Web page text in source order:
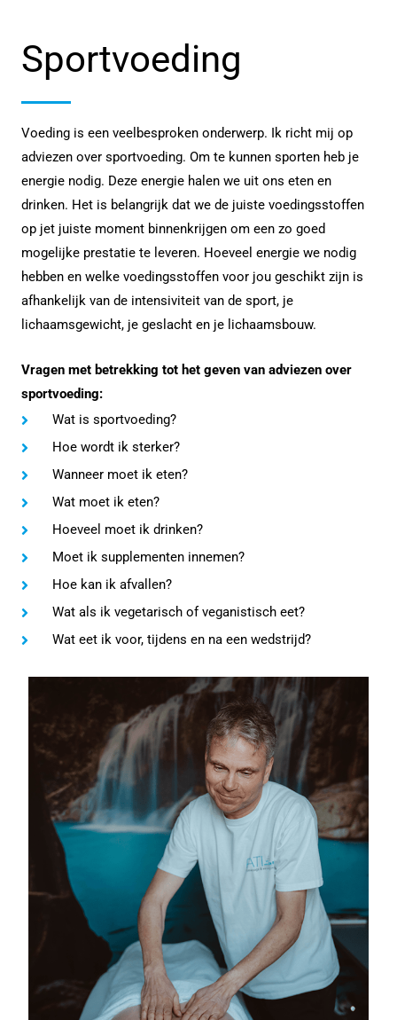
Sportvoeding
Voeding is een veelbesproken onderwerp. Ik richt mij op
adviezen over sportvoeding. Om te kunnen sporten heb je
energie nodig. Deze energie halen we uit ons eten en
drinken. Het is belangrijk dat we de juiste voedingsstoffen
op jet juiste moment binnenkrijgen om een zo goed
mogelijke prestatie te leveren. Hoeveel energie we nodig
hebben en welke voedingsstoffen voor jou geschikt zijn is
afhankelijk van de intensiviteit van de sport, je
lichaamsgewicht, je geslacht en je lichaamsbouw.
Vragen met betrekking tot het geven van adviezen over
sportvoeding:
Wat is sportvoeding?
Hoe wordt ik sterker?
Wanneer moet ik eten?
Wat moet ik eten?
Hoeveel moet ik drinken?
Moet ik supplementen innemen?
Hoe kan ik afvallen?
Wat als ik vegetarisch of veganistisch eet?
Wat eet ik voor, tijdens en na een wedstrijd?